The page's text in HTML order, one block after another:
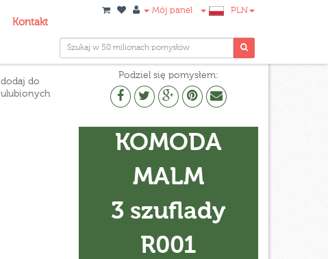
Kontakt
Mój panel PLN
dodaj do
ulubionych
Podziel się pomysłem:
KOMODA
MALM
3 szuflady
R001